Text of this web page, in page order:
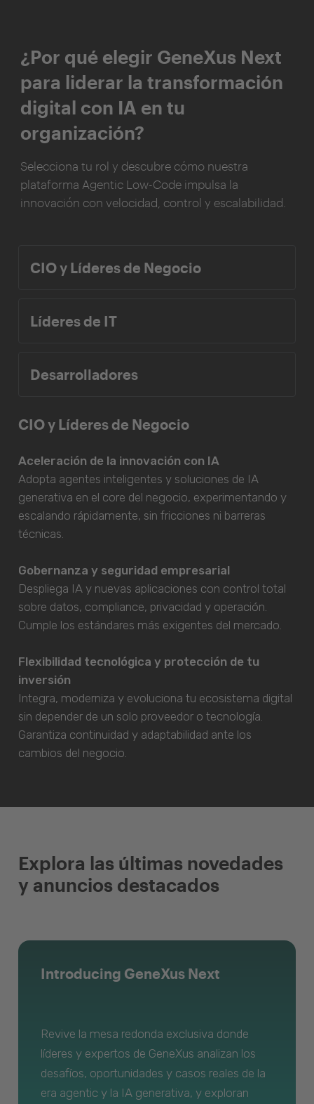
¿Por qué elegir GeneXus Next
para liderar la transformación
digital con IA en tu
organización?
Selecciona tu rol y descubre cómo nuestra
plataforma Agentic Low-Code impulsa la
innovación con velocidad, control y escalabilidad.
CIO y Líderes de Negocio
Líderes de IT
Desarrolladores
CIO y Líderes de Negocio
Aceleración de la innovación con IA
Adopta agentes inteligentes y soluciones de IA
generativa en el core del negocio, experimentando y
escalando rápidamente, sin fricciones ni barreras
técnicas.
Gobernanza y seguridad empresarial
Despliega IA y nuevas aplicaciones con control total
sobre datos, compliance, privacidad y operación.
Cumple los estándares más exigentes del mercado.
Flexibilidad tecnológica y protección de tu
inversión
Integra, moderniza y evoluciona tu ecosistema digital
sin depender de un solo proveedor o tecnología.
Garantiza continuidad y adaptabilidad ante los
cambios del negocio.
Explora las últimas novedades
y anuncios destacados
Introducing GeneXus Next
Revive la mesa redonda exclusiva donde
líderes y expertos de GeneXus analizan los
desafíos, oportunidades y casos reales de la
era agentic y la IA generativa, y exploran